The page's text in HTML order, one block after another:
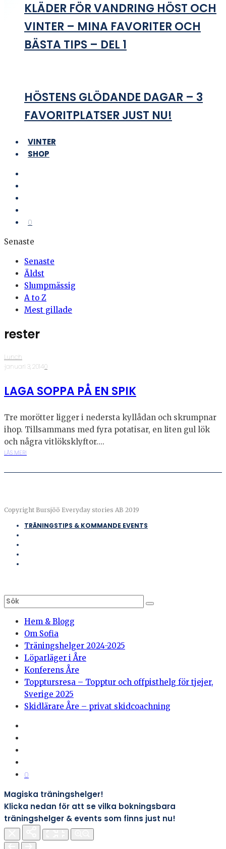
KLÄDER FÖR VANDRING HÖST OCH
VINTER – MINA FAVORITER OCH
BÄSTA TIPS – DEL 1
HÖSTENS GLÖDANDE DAGAR – 3
FAVORITPLATSER JUST NU!
VINTER
SHOP
0
Senaste
Senaste
Äldst
Slumpmässig
A to Z
Mest gillade
rester
Lunch
·januari 3, 2014·0
LAGA SOPPA PÅ EN SPIK
Tre morötter ligger i nedersta kyllådan och skrumpnar
ihop. Tillsammans med fyra potatisar, en liten gul lök
och några vitlöksklyftor....
LÄS MER!
Copyright Bursjöö Everyday stories AB 2019
TRÄNINGSTIPS & KOMMANDE EVENTS
Hem & Blogg
Om Sofia
Träningshelger 2024-2025
Löparläger i Åre
Konferens Åre
Topptursresa – Topptur och offpisthelg för tjejer,
Sverige 2025
Skidlärare Åre – privat skidcoachning
0
Magiska träningshelger!
Klicka nedan för att se vilka bokningsbara
träningshelger & events som finns just nu!